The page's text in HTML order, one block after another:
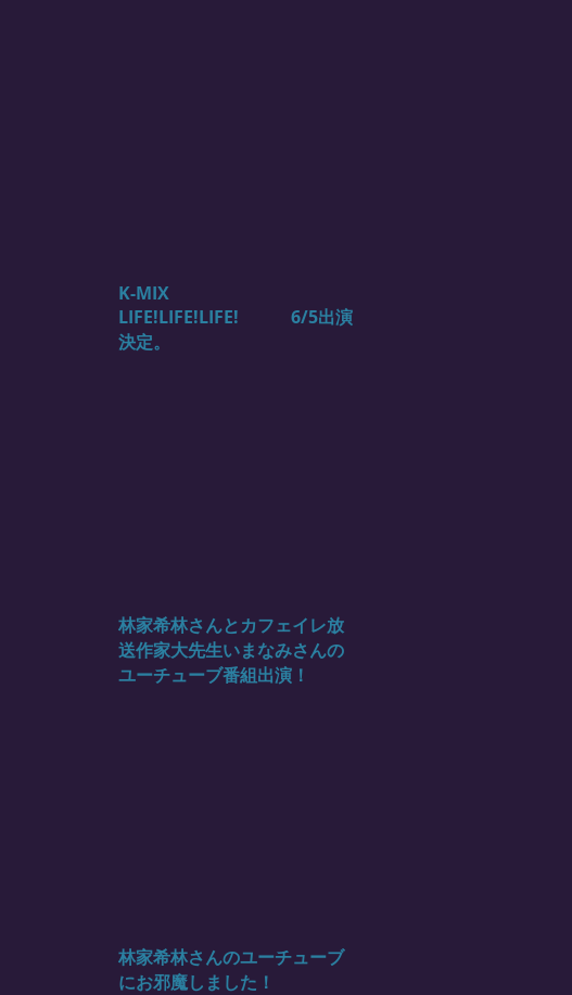
K-MIX
LIFE!LIFE!LIFE! 6/5出演
決定。
林家希林さんとカフェイレ放
送作家大先生いまなみさんの
ユーチューブ番組出演！
林家希林さんのユーチューブ
にお邪魔しました！